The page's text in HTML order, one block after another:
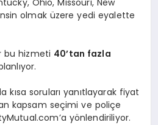
Ohio, Missouri, New
olmak üzere yedi eyalette
bu hizmeti 40’tan fazla
kısa soruları yanıtlayarak fiyat
kapsam seçimi ve poliçe
yönlendiriliyor.